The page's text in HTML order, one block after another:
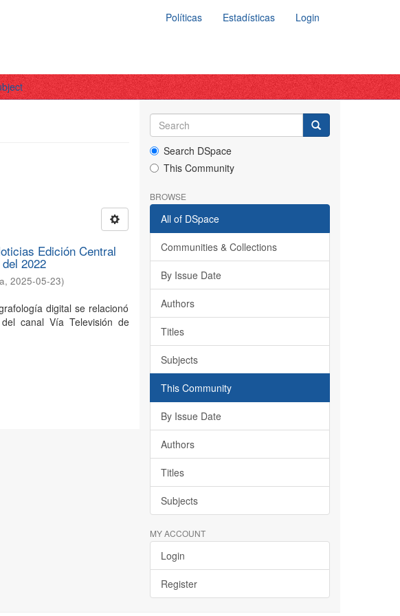
Políticas Estadísticas Login
Edición Central
2022
,2025-05-23)
digital se relacionó
canal Vía Televisión de
Search DSpace
This Community
BROWSE
All of DSpace
Communities & Collections
By Issue Date
Authors
Titles
Subjects
This Community
By Issue Date
Authors
Titles
Subjects
MY ACCOUNT
Login
Register